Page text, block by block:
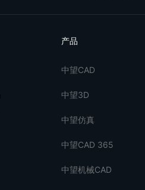
产品
中望CAD
中望3D
中望仿真
中望CAD 365
中望机械CAD